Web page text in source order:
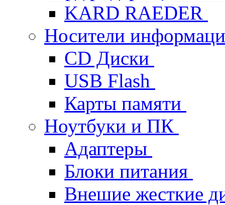
KARD RAEDER
Носители
CD Диски
USB Flash
Карты памяти
Ноутбуки и ПК
Адаптеры
Блоки питания
Внешие жесткие